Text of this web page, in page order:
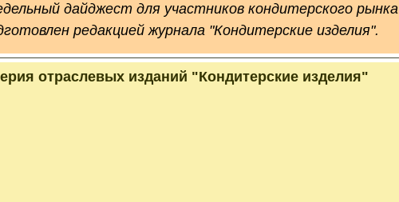
дайджест для участников кондитерского рынка
редакцией журнала "Кондитерские изделия".
отраслевых изданий "Кондитерские изделия"